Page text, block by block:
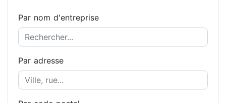
Par nom d'entreprise
Par adresse